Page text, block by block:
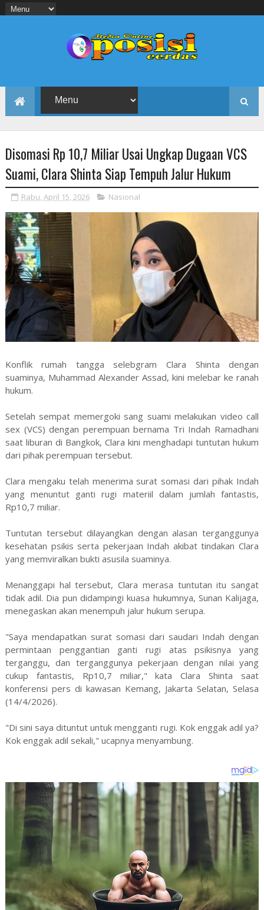
Disomasi Rp 10,7 Miliar Usai Ungkap Dugaan VCS
Suami, Clara Shinta Siap Tempuh Jalur Hukum
Rabu, April 15, 2026 Nasional
Konflik rumah tangga selebgram Clara Shinta dengan
suaminya, Muhammad Alexander Assad, kini melebar ke ranah
hukum.
Setelah sempat memergoki sang suami melakukan video call
sex (VCS) dengan perempuan bernama Tri Indah Ramadhani
saat liburan di Bangkok, Clara kini menghadapi tuntutan hukum
dari pihak perempuan tersebut.
Clara mengaku telah menerima surat somasi dari pihak Indah
yang menuntut ganti rugi materiil dalam jumlah fantastis,
Rp10,7 miliar.
Tuntutan tersebut dilayangkan dengan alasan terganggunya
kesehatan psikis serta pekerjaan Indah akibat tindakan Clara
yang memviralkan bukti asusila suaminya.
Menanggapi hal tersebut, Clara merasa tuntutan itu sangat
tidak adil. Dia pun didampingi kuasa hukumnya, Sunan Kalijaga,
menegaskan akan menempuh jalur hukum serupa.
"Saya mendapatkan surat somasi dari saudari Indah dengan
permintaan penggantian ganti rugi atas psikisnya yang
terganggu, dan terganggunya pekerjaan dengan nilai yang
cukup fantastis, Rp10,7 miliar," kata Clara Shinta saat
konferensi pers di kawasan Kemang, Jakarta Selatan, Selasa
(14/4/2026).
"Di sini saya dituntut untuk mengganti rugi. Kok enggak adil ya?
Kok enggak adil sekali," ucapnya menyambung.